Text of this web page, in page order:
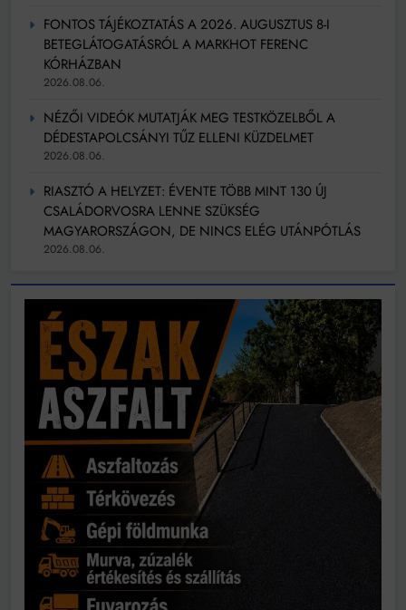
FONTOS TÁJÉKOZTATÁS A 2026. AUGUSZTUS 8-I
BETEGLÁTOGATÁSRÓL A MARKHOT FERENC
KÓRHÁZBAN
2026.08.06.
NÉZŐI VIDEÓK MUTATJÁK MEG TESTKÖZELBŐL A
DÉDESTAPOLCSÁNYI TŰZ ELLENI KÜZDELMET
2026.08.06.
RIASZTÓ A HELYZET: ÉVENTE TÖBB MINT 130 ÚJ
CSALÁDORVOSRA LENNE SZÜKSÉG
MAGYARORSZÁGON, DE NINCS ELÉG UTÁNPÓTLÁS
2026.08.06.